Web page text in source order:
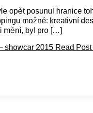
opět posunul hranice
možné: kreativní
mění, byl pro […]
showcar 2015Read Post